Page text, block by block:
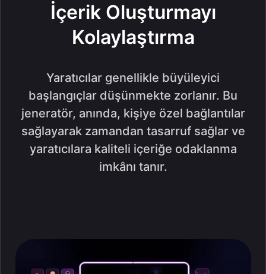
İçerik Oluşturmayı
Kolaylaştırma
Yaratıcılar genellikle büyüleyici
başlangıçlar düşünmekte zorlanır. Bu
jeneratör, anında, kişiye özel bağlantılar
sağlayarak zamandan tasarruf sağlar ve
yaratıcılara kaliteli içeriğe odaklanma
imkânı tanır.